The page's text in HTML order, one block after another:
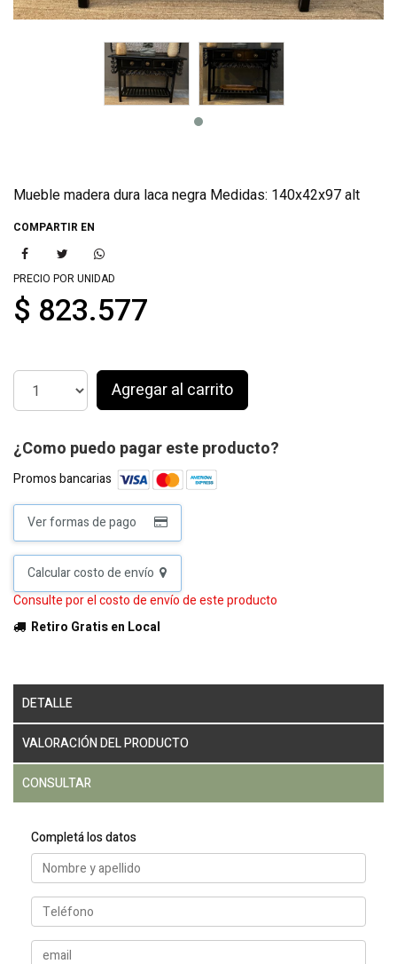
Mueble madera dura laca negra Medidas: 140x42x97 alt
COMPARTIR EN
PRECIO POR UNIDAD
$ 823.577
Agregar al carrito
¿Como puedo pagar este producto?
Promos bancarias
Ver formas de pago
Calcular costo de envío
Consulte por el costo de envío de este producto
Retiro Gratis en Local
DETALLE
VALORACIÓN DEL PRODUCTO
CONSULTAR
Completá los datos